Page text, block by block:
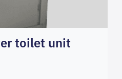
toilet unit